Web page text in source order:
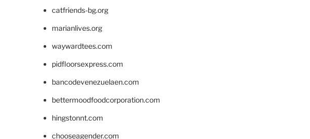
catfriends-bg.org
marianlives.org
waywardtees.com
pidfloorsexpress.com
bancodevenezuelaen.com
bettermoodfoodcorporation.com
hingstonnt.com
chooseagender.com